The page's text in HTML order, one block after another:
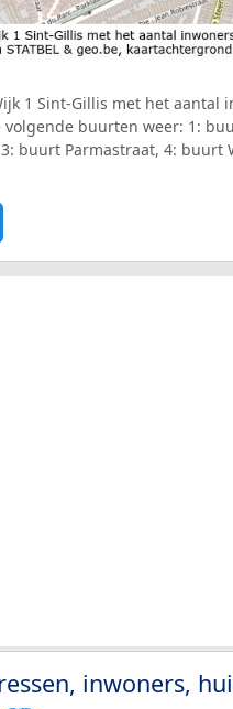
1 Sint-Gillis met het
volgende buurten weer: 1:
buurt Parmastraat, 4:
inwoners,